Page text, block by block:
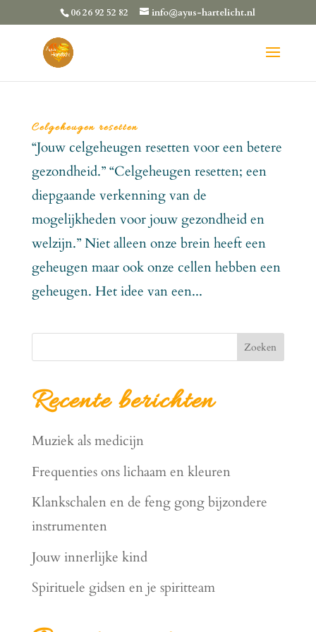
06 26 92 52 82 info@ayus-hartelicht.nl
Celgeheugen resetten
“Jouw celgeheugen resetten voor een betere
gezondheid.” “Celgeheugen resetten; een
diepgaande verkenning van de
mogelijkheden voor jouw gezondheid en
welzijn.” Niet alleen onze brein heeft een
geheugen maar ook onze cellen hebben een
geheugen. Het idee van een...
Zoeken
Recente berichten
Muziek als medicijn
Frequenties ons lichaam en kleuren
Klankschalen en de feng gong bijzondere
instrumenten
Jouw innerlijke kind
Spirituele gidsen en je spiritteam